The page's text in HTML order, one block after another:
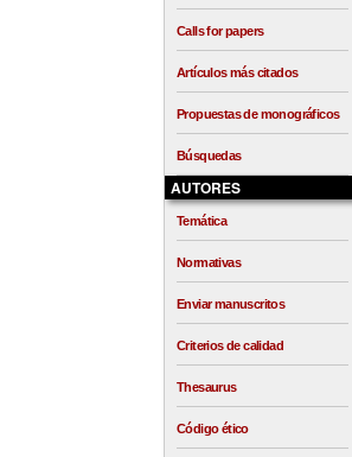
Calls for papers
Artículos más citados
Propuestas de monográficos
Búsquedas
AUTORES
Temática
Normativas
Enviar manuscritos
Criterios de calidad
Thesaurus
Código ético